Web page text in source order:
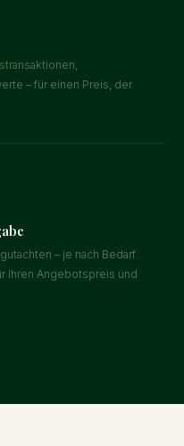
– für einen Preis, der
– je nach Bedarf.
Ihren Angebotspreis und